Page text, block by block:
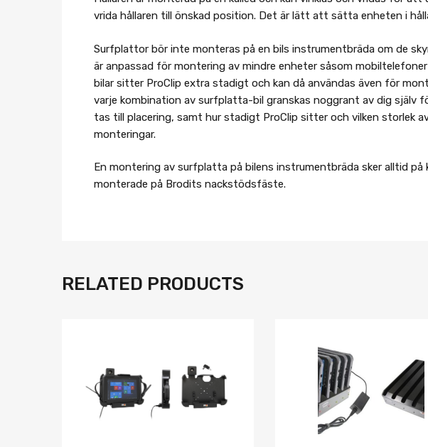
vrida hållaren till önskad position. Det är lätt att sätta enheten i
Surfplattor bör inte monteras på en bils instrumentbräda om de
är anpassad för montering av mindre enheter såsom
bilar sitter ProClip extra stadigt och kan då användas även för
varje kombination av surfplatta-bil granskas noggrant av dig själv
tas till placering, samt hur stadigt ProClip sitter och vilken storlek
monteringar.
En montering av surfplatta på bilens instrumentbräda sker alltid
monterade på Brodits nackstödsfäste.
RELATED PRODUCTS
Lägg i önskelista